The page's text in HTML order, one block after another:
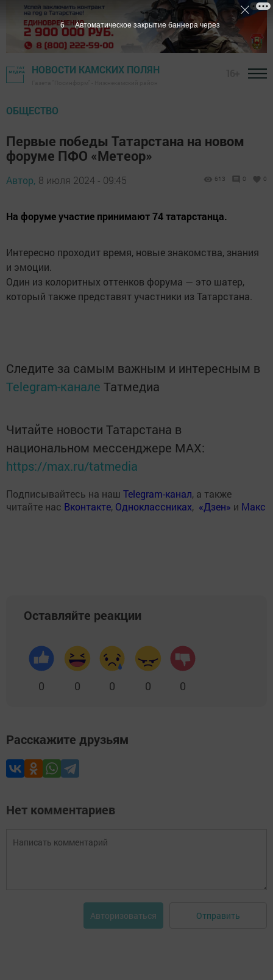
НОВОСТИ КАМСКИХ ПОЛЯН
ОБЩЕСТВО
Первые победы Татарстана на новом
форуме ПФО «Метеор»
Автор, 8 июля 2024 - 09:45 613 0 0
На форуме участие принимают 74 татарстанца.
Интересно проходит время, новые знакомства, знания
и эмоции.
Один из колоритных оттенков форума — это шатер,
который также представят участники из Татарстана.
Следите за самым важным и интересным в
Telegram-канале Татмедиа
Читайте новости Татарстана в
национальном мессенджере MАХ:
https://max.ru/tatmedia
Подписывайтесь на наш Telegram-канал, а также
читайте нас Вконтакте, Одноклассниках, «Дзен» и Макс
Оставляйте реакции
0 0 0 0 0
Расскажите друзьям
Нет комментариев
Авторизоваться Отправить
5 Автоматическое закрытие баннера через